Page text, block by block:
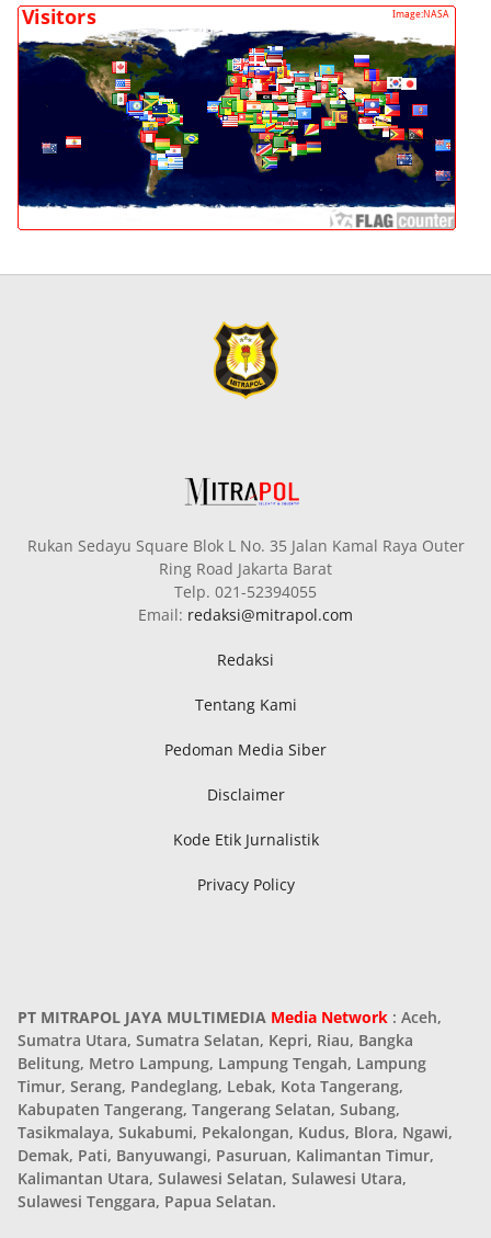
Rukan Sedayu Square Blok L No. 35 Jalan Kamal Raya Outer
Ring Road Jakarta Barat
Telp. 021-52394055
Email: redaksi@mitrapol.com
Redaksi
Tentang Kami
Pedoman Media Siber
Disclaimer
Kode Etik Jurnalistik
Privacy Policy
PT MITRAPOL JAYA MULTIMEDIA Media Network : Aceh,
Sumatra Utara, Sumatra Selatan, Kepri, Riau, Bangka
Belitung, Metro Lampung, Lampung Tengah, Lampung
Timur, Serang, Pandeglang, Lebak, Kota Tangerang,
Kabupaten Tangerang, Tangerang Selatan, Subang,
Tasikmalaya, Sukabumi, Pekalongan, Kudus, Blora, Ngawi,
Demak, Pati, Banyuwangi, Pasuruan, Kalimantan Timur,
Kalimantan Utara, Sulawesi Selatan, Sulawesi Utara,
Sulawesi Tenggara, Papua Selatan.